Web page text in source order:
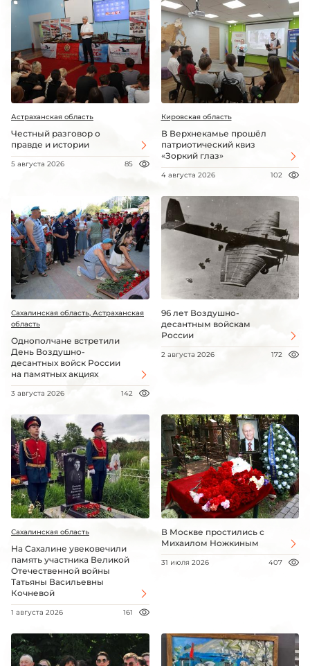
Астраханская область
Честный разговор о
правде и истории
5 августа 2026 85
Кировская область
В Верхнекамье прошёл
патриотический квиз
«Зоркий глаз»
4 августа 2026 102
Сахалинская область, Астраханская
область
Однополчане встретили
День Воздушно-
десантных войск России
на памятных акциях
3 августа 2026 142
96 лет Воздушно-
десантным войскам
России
2 августа 2026 172
Сахалинская область
На Сахалине увековечили
память участника Великой
Отечественной войны
Татьяны Васильевны
Кочневой
1 августа 2026 161
В Москве простились с
Михаилом Ножкиным
31 июля 2026 407